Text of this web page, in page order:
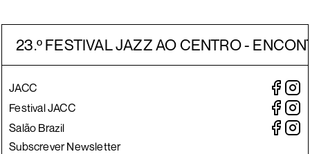
23.º FESTIVAL JAZZ AO CENTRO -
JACC
Festival JACC
Salão Brazil
Subscrever Newsletter